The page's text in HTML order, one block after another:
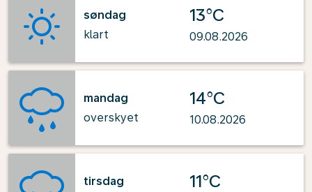
søndag
klart
13°C
09.08.2026
mandag
overskyet
14°C
10.08.2026
tirsdag
11°C